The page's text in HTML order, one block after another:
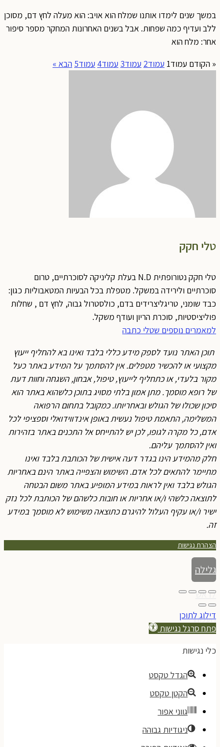
במשך שנים לימדו אותנו שמלח הוא אויב: הוא מעלה לחץ דם, מסוכן
ללב ועדיף כמה שפחות. אבל בשנים האחרונות המחקר מספר סיפור
אחר: מלח הוא
« הקודם עמוד1 עמוד2 עמוד3 עמוד4 עמוד5 הבא »
טלי חקק
טלי חקק נטורופתית N.D בעלת קליניקה לסוכרתיים, טרום
סוכרתיים ולירידה במשקל. מטפלת בכל הבעיות המטאבוליות כגון:
כבד שומני, טריגליצרידים בדם, כולסטרול גבוה, לחץ דם , שחלות
פוליציסטיות, סוכרת הריון ועודף משקל.
למאמרים נוספים שטלי כתבה
תוכן האתר נועד לספק מידע כללי בלבד ואינו בא להחליף ייעוץ
מקצועי או להכשיר מטפלים. אין להסתמך על המידע באתר כעל
מקור בלעדי, או כתחליף לייעוץ, טיפול, אבחון, השגחה וחוות דעת
של רופא מוסמך. מתן אמון בלתי מסויג בתוכן כלשהוא באתר הוא
סיכון שכולו של הגולש ובאחריותו. כמקובל בתחום הרפואה
המשלימה, התאמת טיפול נעשית באופן אינדווידואלי וספציפי לכל
אדם, כל מקרה לגופו, לכן יש להתייחס אל התכנים באתר בזהירות
ואין להסתמך עליהם.
חלק מהמידע הינו בגדר דעה אישית של הכותבת בלבד ואינו
מתיימר להתאים לכל אדם. השימוש והצפייה באתר הינם באחריות
הגולש בלבד ואין לראות במידע המופיע באתר משום הבטחה
לתוצאה כלשהי ו/או אחריות או חובות כלשהם של הכותבת לכל נזק
ישיר ו/או עקיף העלול להיגרם כתוצאה משימוש לא מוסמך במידע
זה.
הצהרת נגישות
גלילה
לראש
העמוד
דילוג לתוכן
פתח סרגל נגישות
כלי נגישות
הגדל טקסט
הקטן טקסט
גווני אפור
ניגודיות גבוהה